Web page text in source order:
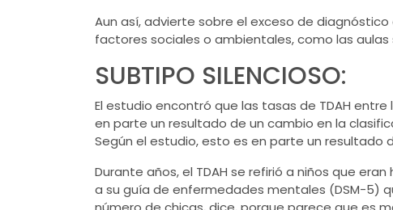
Aun así, advierte sobre el exceso de
factores sociales o ambientales, como las
SUBTIPO SILENCIOSO:
El estudio encontró que las tasas de TDAH
en parte un resultado de un cambio en la
Según el estudio, esto es en parte un
Durante años, el TDAH se refirió a niños que
a su guía de enfermedades mentales (DSM-5)